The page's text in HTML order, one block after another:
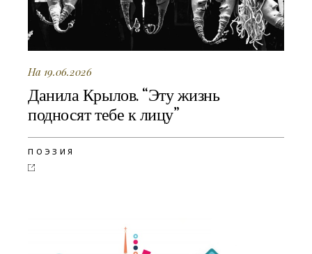
На 19.06.2026
Данила Крылов. “Эту жизнь
подносят тебе к лицу”
ПОЭЗИЯ